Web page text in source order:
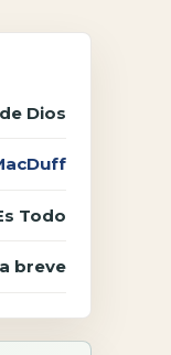
Dios
Todo
breve